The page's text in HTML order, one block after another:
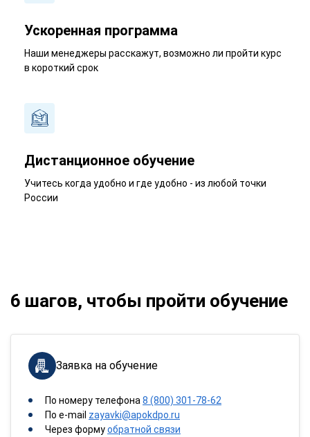
Ускоренная программа
Наши менеджеры расскажут, возможно ли пройти курс
в короткий срок
Дистанционное обучение
Учитесь когда удобно и где удобно - из любой точки
России
6 шагов, чтобы пройти обучение
Заявка на обучение
По номеру телефона 8 (800) 301-78-62
По e-mail zayavki@apokdpo.ru
Через формуобратной связи